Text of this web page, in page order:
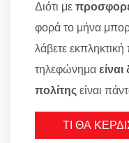
Διότι με
φορά το μήνα
λάβετε
τηλεφώνημα
πολίτηςείναι
ΤΙ ΘΑ